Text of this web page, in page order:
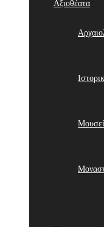
Αξιοθέατα